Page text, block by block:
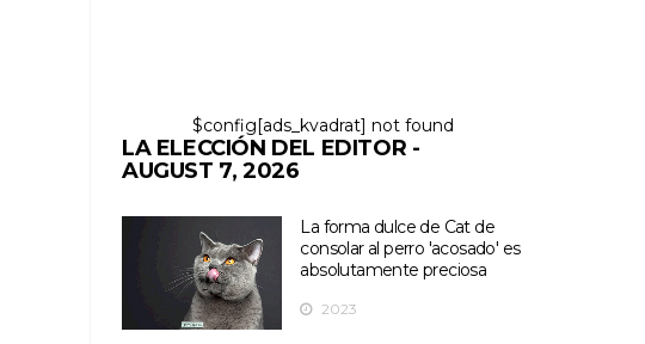
$config[ads_kvadrat] not found
LA ELECCIÓN DEL EDITOR -
AUGUST 7, 2026
La forma dulce de Cat de
consolar al perro 'acosado' es
absolutamente preciosa
2023